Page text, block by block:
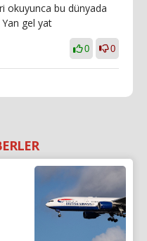
okuyunca bu dünyada
gel yat
0 0